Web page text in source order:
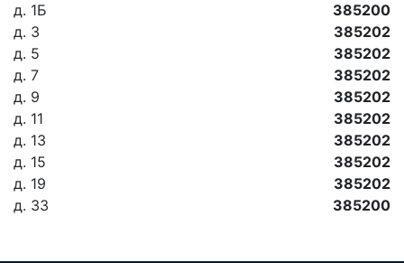
д. 1Б
385200
д. 3
385202
д. 5
385202
д. 7
385202
д. 9
385202
д. 11
385202
д. 13
385202
д. 15
385202
д. 19
385202
д. 33
385200